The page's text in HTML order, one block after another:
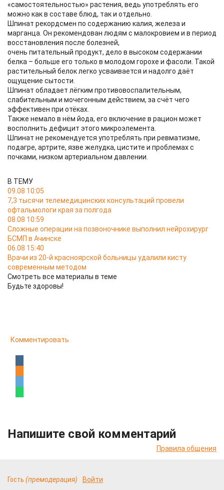
«самостоятельностью» растения, ведь употреблять его
можно как в составе блюд, так и отдельно.
Шпинат рекордсмен по содержанию калия, железа и
марганца. Он рекомендован людям с малокровием и в период
восстановления после болезней,
очень питательный продукт, дело в высоком содержании
белка – больше его только в молодом горохе и фасоли. Такой
растительный белок легко усваивается и надолго даёт
ощущение сытости.
Шпинат обладает лёгким противовоспалительным,
слабительным и мочегонным действием, за счёт чего
эффективен при отёках.
Также немало в нём йода, его включение в рацион может
восполнить дефицит этого микроэлемента.
Шпинат не рекомендуется употреблять при ревматизме,
подагре, артрите, язве желудка, цистите и проблемах с
почками, низком артериальном давлении.
В ТЕМУ
09.08 10:05
7,3 тысячи телемедицинских консультаций провели
офтальмологи края за полгода
08.08 10:59
Сложные операции на позвоночнике выполнил нейрохирург
БСМП в Ачинске
06.08 15:40
Врачи из 20-й красноярской больницы удалили кисту
современным методом
Смотреть все материалы в теме
Будьте здоровы!
Комментировать
Напишите свой комментарий
Правила общения
Гость (премодерация) Войти